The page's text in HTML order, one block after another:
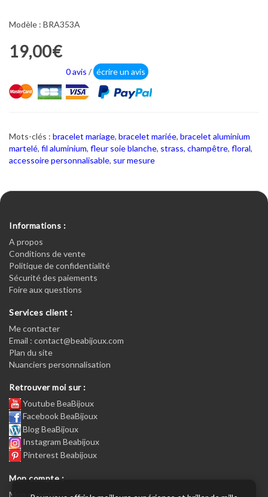
Modèle : BRA353A
19,00€
0 avis / écrire un avis
Mots-clés : bracelet mariage, bracelet mariée, bracelet aluminium
martelé, fil aluminium, fleur soie blanche, strass, champêtre, floral,
accessoire personnalisable, sur mesure
Informations :
A propos
Conditions de vente
Politique de confidentialité
Sécurité des paiements
Foire aux questions
Services client :
Me contacter
Email : contact@beabijoux.com
Plan du site
Nuanciers personnalisation
Retrouver moi sur :
Youtube BeaBijoux
Facebook BeaBijoux
Blog BeaBijoux
Instagram Beabijoux
Pinterest Beabijoux
Mon compte :
Mon compte :